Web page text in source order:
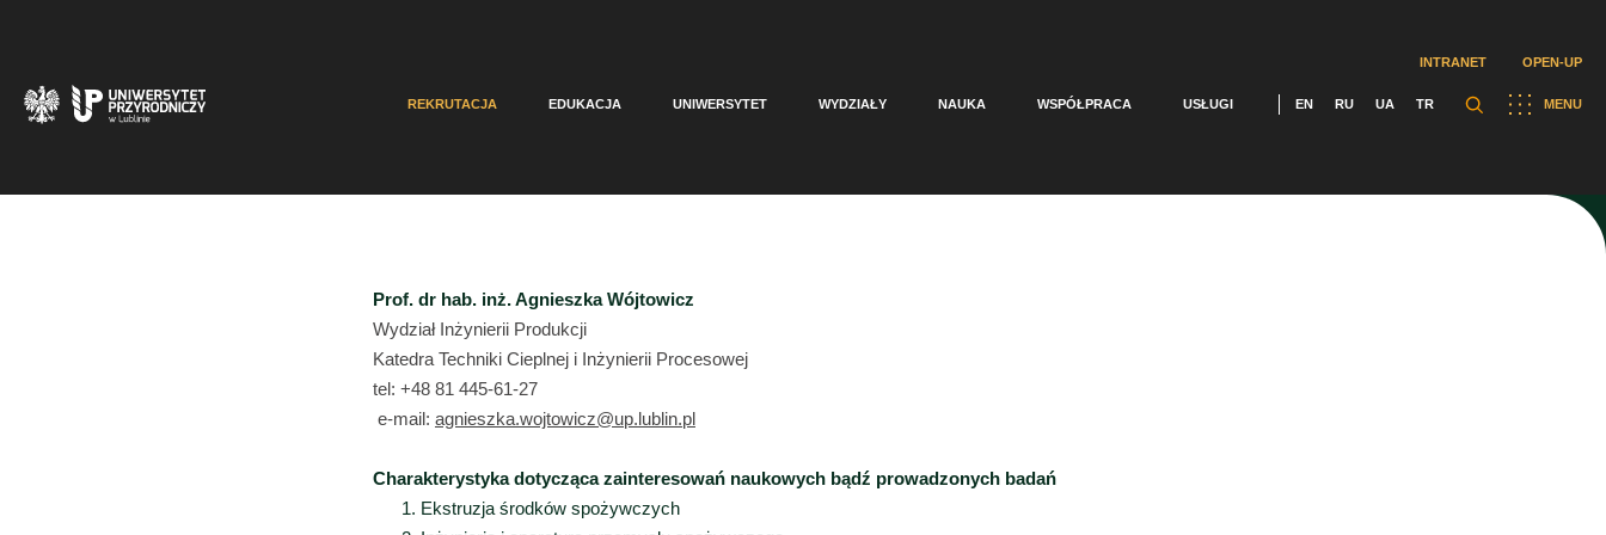
INTRANET OPEN-UP
MENU
REKRUTACJA EDUKACJA UNIWERSYTET WYDZIAŁY NAUKA WSPÓŁPRACA USŁUGI EN RU UA TR
Prof. dr hab. inż. Agnieszka Wójtowicz
Wydział Inżynierii Produkcji
Katedra Techniki Cieplnej i Inżynierii Procesowej
tel: +48 81 445-61-27
e-mail: agnieszka.wojtowicz@up.lublin.pl
Charakterystyka dotycząca zainteresowań naukowych bądź prowadzonych badań
Ekstruzja środków spożywczych